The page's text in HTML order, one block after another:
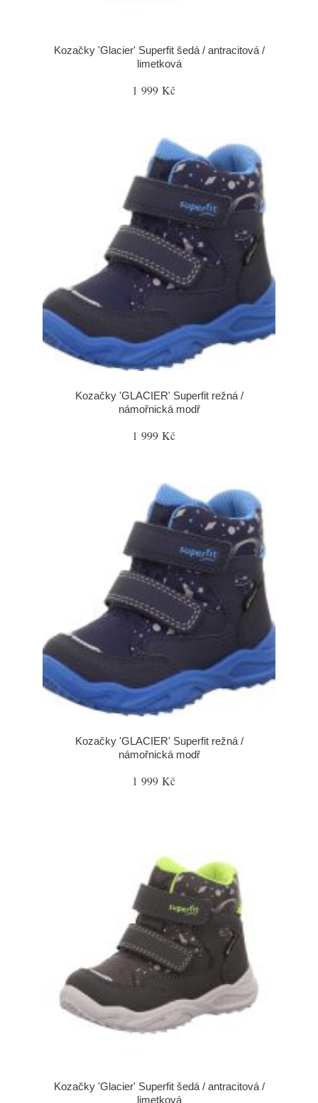
Kozačky 'Glacier' Superfit šedá / antracitová /
limetková
1 999 Kč
Kozačky 'GLACIER' Superfit režná /
námořnická modř
1 999 Kč
Kozačky 'GLACIER' Superfit režná /
námořnická modř
1 999 Kč
Kozačky 'Glacier' Superfit šedá / antracitová /
limetková